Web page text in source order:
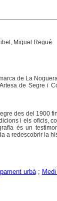
Miquel Regué
de La
de Segre i
des del 1900
i els oficis,
és un
a redescobrir la
urbà;